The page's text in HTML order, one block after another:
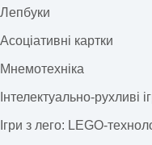
Лепбуки
Асоціативні картки
Мнемотехніка
Інтелектуально-рухливі
Ігри з лего: LEGO-